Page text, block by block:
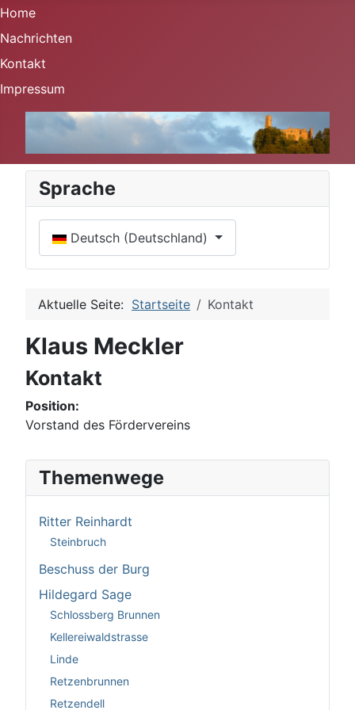
Home
Nachrichten
Kontakt
Impressum
Sprache
Sprache auswählen
Deutsch (Deutschland)
Aktuelle Seite: Startseite Kontakt
Klaus Meckler
Kontakt
Position:
Vorstand des Fördervereins
Themenwege
Ritter Reinhardt
Steinbruch
Beschuss der Burg
Hildegard Sage
Schlossberg Brunnen
Kellereiwaldstrasse
Linde
Retzenbrunnen
Retzendell